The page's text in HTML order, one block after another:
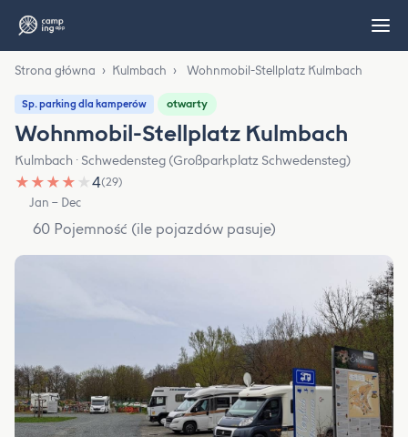
Strona główna › Kulmbach › Wohnmobil-Stellplatz Kulmbach
Sp. parking dla kamperów otwarty
Wohnmobil-Stellplatz Kulmbach
Kulmbach · Schwedensteg (Großparkplatz Schwedensteg)
★ ★ ★ ★ ★4(29)
Jan – Dec
60 Pojemność (ile pojazdów pasuje)